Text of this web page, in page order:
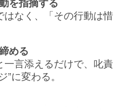
はなく、「その行動は惜
める
一言添えるだけで、叱責
に変わる。